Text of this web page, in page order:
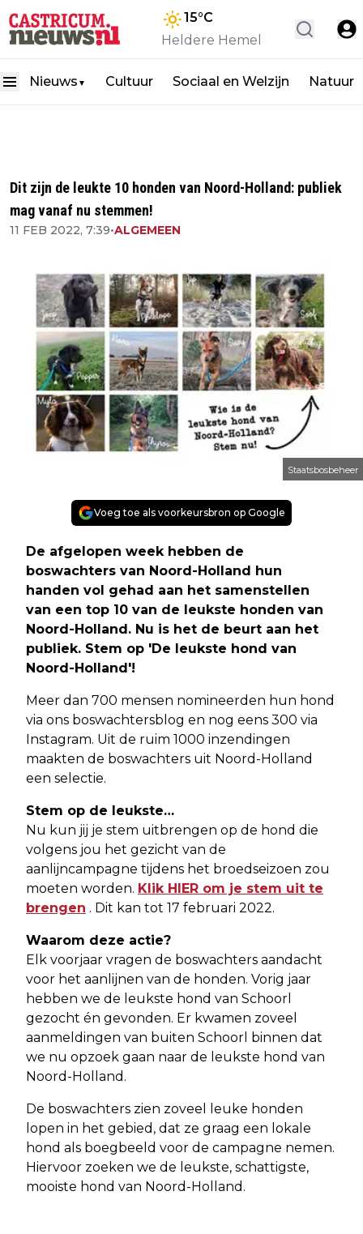
15°C
Heldere Hemel
Nieuws ▼ Cultuur Sociaal en Welzijn Natuur
Dit zijn de leukte 10 honden van Noord-Holland: publiek
mag vanaf nu stemmen!
11 FEB 2022, 7:39•ALGEMEEN
Staatsbosbeheer
Voeg toe als voorkeursbron op Google
De afgelopen week hebben de
boswachters van Noord-Holland hun
handen vol gehad aan het samenstellen
van een top 10 van de leukste honden van
Noord-Holland. Nu is het de beurt aan het
publiek. Stem op 'De leukste hond van
Noord-Holland'!
Meer dan 700 mensen nomineerden hun hond
via ons boswachtersblog en nog eens 300 via
Instagram. Uit de ruim 1000 inzendingen
maakten de boswachters uit Noord-Holland
een selectie.
Stem op de leukste…
Nu kun jij je stem uitbrengen op de hond die
volgens jou het gezicht van de
aanlijncampagne tijdens het broedseizoen zou
moeten worden. Klik HIER om je stem uit te
brengen . Dit kan tot 17 februari 2022.
Waarom deze actie?
Elk voorjaar vragen de boswachters aandacht
voor het aanlijnen van de honden. Vorig jaar
hebben we de leukste hond van Schoorl
gezocht én gevonden. Er kwamen zoveel
aanmeldingen van buiten Schoorl binnen dat
we nu opzoek gaan naar de leukste hond van
Noord-Holland.
De boswachters zien zoveel leuke honden
lopen in het gebied, dat ze graag een lokale
hond als boegbeeld voor de campagne nemen.
Hiervoor zoeken we de leukste, schattigste,
mooiste hond van Noord-Holland.